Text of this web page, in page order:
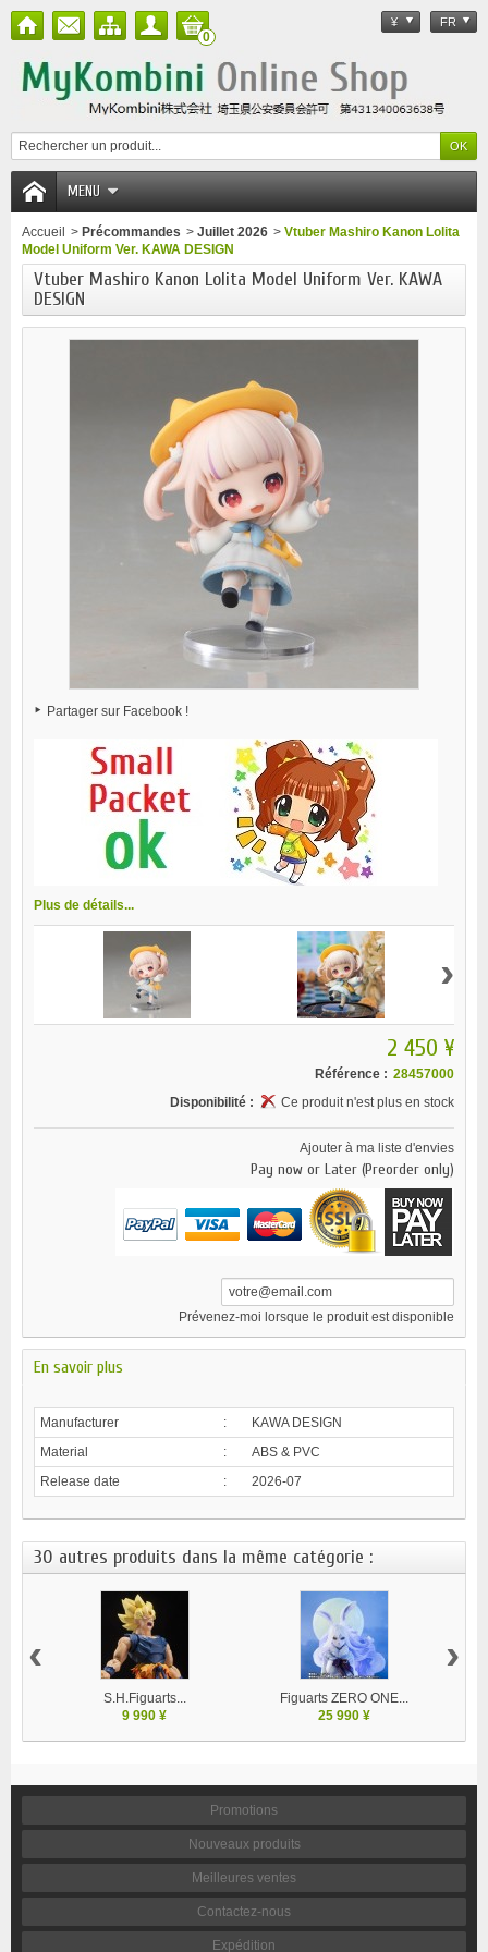
¥ FR
0
MENU
Accueil > Précommandes > Juillet 2026 > Vtuber Mashiro Kanon Lolita
Model Uniform Ver. KAWA DESIGN
Vtuber Mashiro Kanon Lolita Model Uniform Ver. KAWA
DESIGN
Partager sur Facebook !
Plus de détails...
›
2 450 ¥
Référence : 28457000
Disponibilité :
Ce produit n'est plus en stock
Ajouter à ma liste d'envies
Pay now or Later (Preorder only)
Prévenez-moi lorsque le produit est disponible
En savoir plus
Manufacturer :
KAWA DESIGN
Material
:
ABS & PVC
Release date
: 2026-07
30 autres produits dans la même catégorie :
S.H.Figuarts...
9 990 ¥
Figuarts ZERO ONE...
25 990 ¥
‹ ›
Promotions
Nouveaux produits
Meilleures ventes
Contactez-nous
Expédition